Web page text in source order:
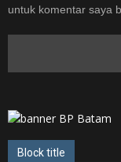
untuk komentar saya
Block title